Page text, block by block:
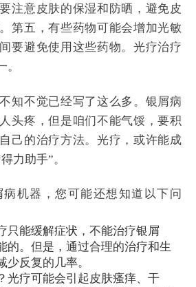
注意皮肤的保湿和防晒，避免皮
第五，有些药物可能会增加光敏
要避免使用这些药物。光疗治疗
知不觉已经写了这么多。银屑病
头疼，但是咱们不能气馁，要积
己的治疗方法。光疗，或许能成
力助手”。
机器，您可能还想知道以下问
只能缓解症状，不能治疗银屑
的。但是，通过合理的治疗和生
反复的几率。
光疗可能会引起皮肤瘙痒、干